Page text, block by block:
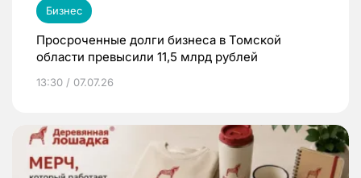
Бизнес
Просроченные долги бизнеса в Томской
области превысили 11,5 млрд рублей
13:30 / 07.07.26